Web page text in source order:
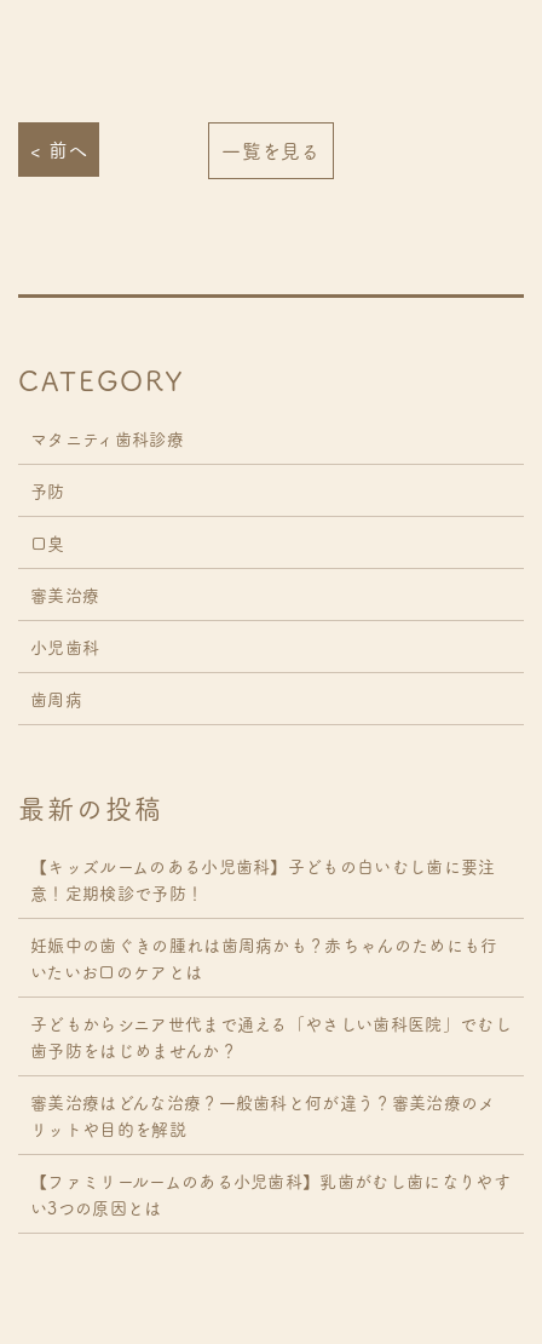
< 前へ 一覧を見る
CATEGORY
マタニティ歯科診療
予防
口臭
審美治療
小児歯科
歯周病
最新の投稿
【キッズルームのある小児歯科】子どもの白いむし歯に要注
意！定期検診で予防！
妊娠中の歯ぐきの腫れは歯周病かも？赤ちゃんのためにも行
いたいお口のケアとは
子どもからシニア世代まで通える「やさしい歯科医院」でむし
歯予防をはじめませんか？
審美治療はどんな治療？一般歯科と何が違う？審美治療のメ
リットや目的を解説
【ファミリールームのある小児歯科】乳歯がむし歯になりやす
い3つの原因とは